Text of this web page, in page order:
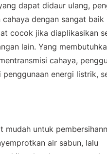
dapat didaur ulang,
dengan sangat baik
cocok jika diaplikasikan
lain. Yang
cahaya,
energi listrik,
mudah untuk
air sabun, lalu